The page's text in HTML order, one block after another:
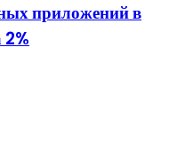
приложений в
2%